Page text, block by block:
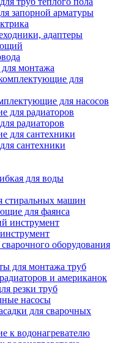
запорной арматуры
адаптеры
монтажа
для насосов
радиаторов
сантехники
для воды
стиральных машин
для фаянса
оборудования
для монтажа труб
и американок
резки труб
насосы
для сварочных